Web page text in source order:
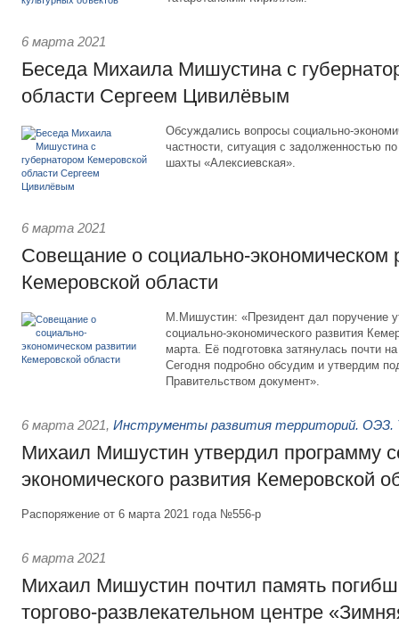
6 марта 2021
Беседа Михаила Мишустина с
области Сергеем Цивилёвым
Обсуждались вопросы социально-
частности, ситуация с задолженностью
шахты «Алексиевская».
6 марта 2021
Совещание о социально-экономическом
Кемеровской области
М.Мишустин: «Президент дал поручение
социально-экономического развития
марта. Её подготовка затянулась почти
Сегодня подробно обсудим и утвердим
Правительством документ».
6 марта 2021, Инструменты развития территорий. ОЭЗ.
Михаил Мишустин утвердил программу
экономического развития Кемеровской
Распоряжение от 6 марта 2021 года №556-р
6 марта 2021
Михаил Мишустин почтил память
торгово-развлекательном центре